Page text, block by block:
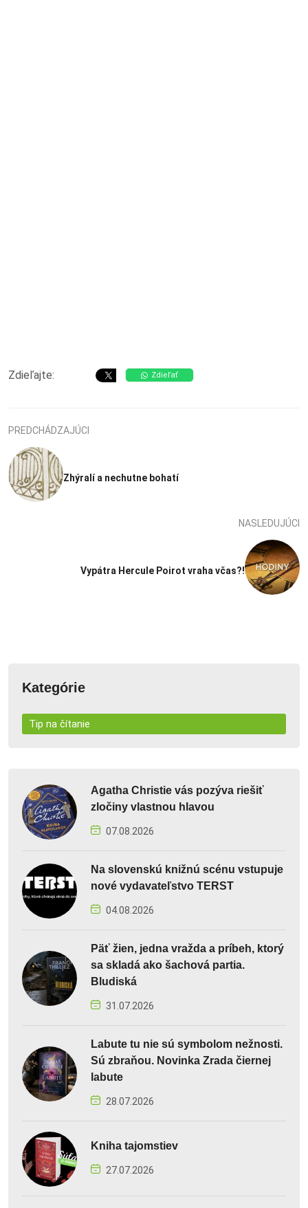
Zdieľajte: Zdieľať
PREDCHÁDZAJÚCI
Zhýralí a nechutne bohatí
NASLEDUJÚCI
Vypátra Hercule Poirot vraha včas?!
Kategórie
Tip na čítanie
Agatha Christie vás pozýva riešiť
zločiny vlastnou hlavou
07.08.2026
Na slovenskú knižnú scénu vstupuje
nové vydavateľstvo TERST
04.08.2026
Päť žien, jedna vražda a príbeh, ktorý
sa skladá ako šachová partia.
Bludiská
31.07.2026
Labute tu nie sú symbolom nežnosti.
Sú zbraňou. Novinka Zrada čiernej
labute
28.07.2026
Kniha tajomstiev
27.07.2026